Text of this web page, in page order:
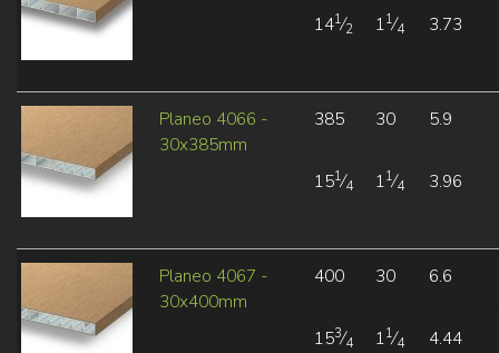
141⁄2 11⁄4 3.73
Planeo 4066 -
30x385mm
385
151⁄4
30
11⁄4
5.9
3.96
Planeo 4067 -
30x400mm
400
153⁄4
30
11⁄4
6.6
4.44